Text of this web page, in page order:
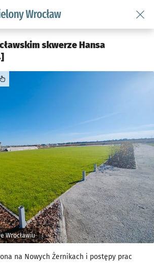
wroclaw.pl podserwis: Środowisko we
skwerze Hansa
Wrocławiu
na Nowych Żernikach i postępy prac